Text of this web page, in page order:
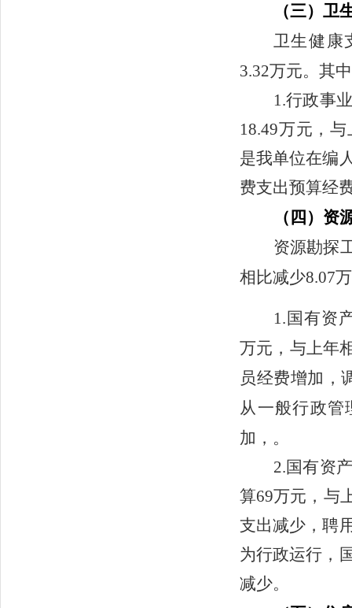
（三）卫
卫生健康
3.32万元。其
1.行政事
18.49万元，
是我单位在编
费支出预算经
（四）资
资源勘探
相比减少8.07
1.国有资
万元，与上年
员经费增加，
从一般行政管
加，。
2.国有资
算69万元，与
支出减少，聘
为行政运行，
减少。